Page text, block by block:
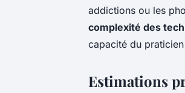
addictions ou les
complexité des
capacité du
Estimations